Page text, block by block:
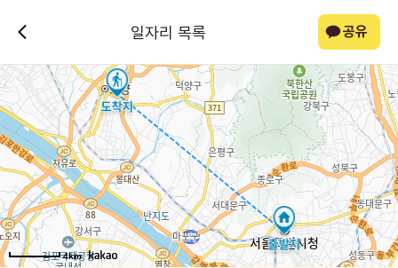
일자리 목록 공유
4km
4km
4km
4km
4km
4km
4km
4km